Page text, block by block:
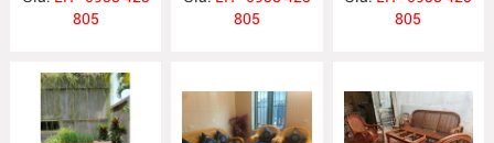
805
805
805